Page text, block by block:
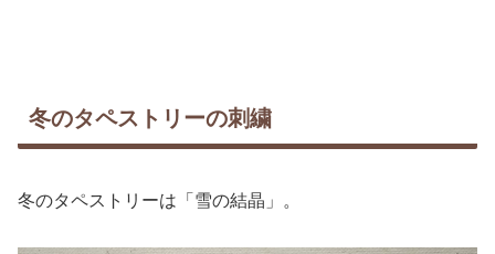
冬のタペストリーの刺繍
冬のタペストリーは「雪の結晶」。